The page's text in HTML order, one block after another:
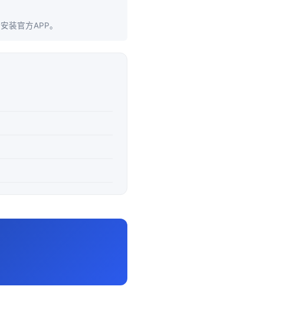
装官方APP。